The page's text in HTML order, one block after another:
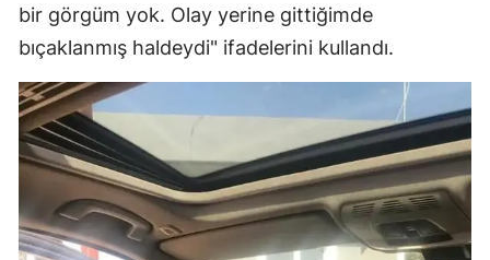
bir görgüm yok. Olay yerine gittiğimde
bıçaklanmış haldeydi" ifadelerini kullandı.